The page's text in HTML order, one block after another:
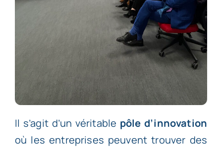
Il s’agit d’un véritable pôle d’innovation
où les entreprises peuvent trouver des